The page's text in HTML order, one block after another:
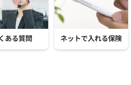
ある質問 ネットで入れる保険